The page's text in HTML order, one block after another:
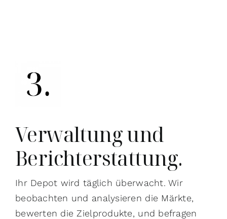
Verwaltung und
Berichterstattung.
Ihr Depot wird täglich überwacht. Wir
beobachten und analysieren die Märkte,
bewerten die Zielprodukte, und befragen